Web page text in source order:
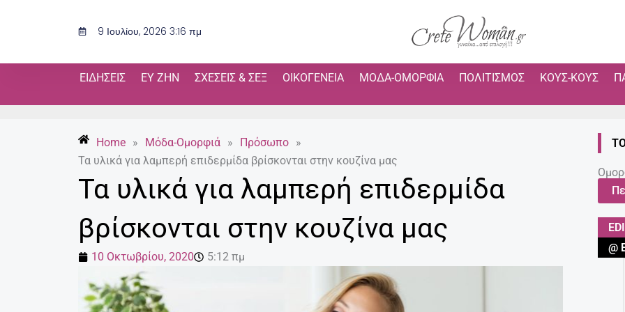
9 Ιουλίου, 2026 3:16 πμ
ΕΙΔΉΣΕΙΣ ΕΥ ΖΗΝ ΣΧΈΣΕΙΣ & ΣΕΞ ΟΙΚΟΓΈΝΕΙΑ ΜΌΔΑ-ΟΜΟΡΦΙΆ ΠΟΛΙΤΙΣΜΌΣ ΚΟΥΣ-ΚΟΥΣ
Home » Μόδα-Ομορφιά » Πρόσωπο »
Τα υλικά για λαμπερή επιδερμίδα βρίσκονται στην κουζίνα μας
Τα υλικά για λαμπερή επιδερμίδα
βρίσκονται στην κουζίνα μας
10 Οκτωβρίου, 2020 5:12 πμ
@